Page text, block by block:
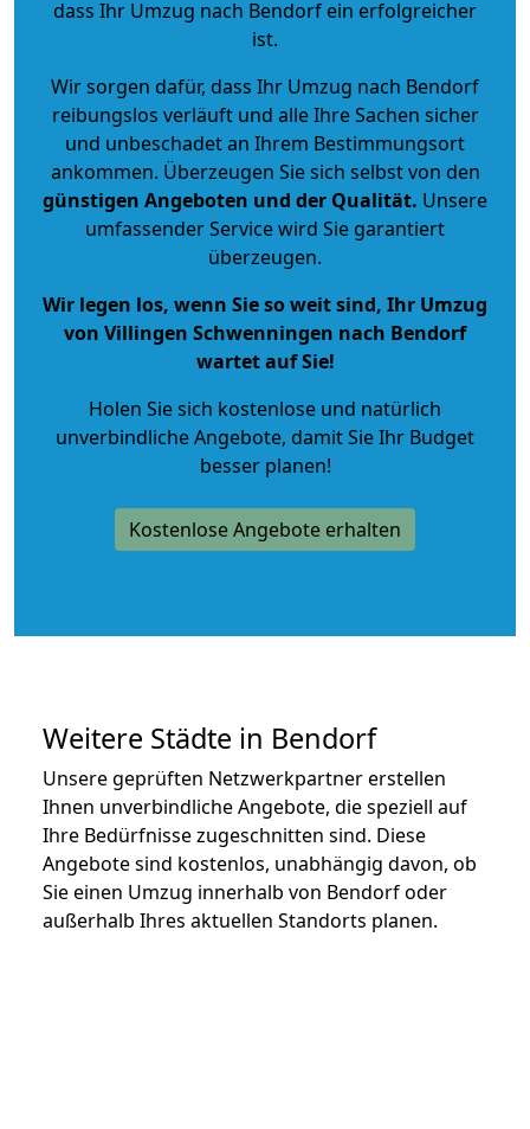
dass Ihr Umzug nach Bendorf ein erfolgreicher
ist.
Wir sorgen dafür, dass Ihr Umzug nach Bendorf
reibungslos verläuft und alle Ihre Sachen sicher
und unbeschadet an Ihrem Bestimmungsort
ankommen. Überzeugen Sie sich selbst von den
günstigen Angeboten und der Qualität. Unsere
umfassender Service wird Sie garantiert
überzeugen.
Wir legen los, wenn Sie so weit sind, Ihr Umzug
von Villingen Schwenningen nach Bendorf
wartet auf Sie!
Holen Sie sich kostenlose und natürlich
unverbindliche Angebote, damit Sie Ihr Budget
besser planen!
Kostenlose Angebote erhalten
Weitere Städte in Bendorf
Unsere geprüften Netzwerkpartner erstellen
Ihnen unverbindliche Angebote, die speziell auf
Ihre Bedürfnisse zugeschnitten sind. Diese
Angebote sind kostenlos, unabhängig davon, ob
Sie einen Umzug innerhalb von Bendorf oder
außerhalb Ihres aktuellen Standorts planen.